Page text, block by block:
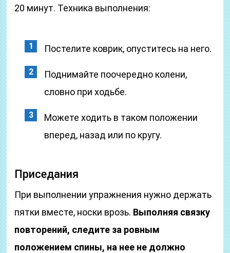
20 минут. Техника выполнения:
Постелите коврик, опуститесь на него.
Поднимайте поочередно колени,
словно при ходьбе.
Можете ходить в таком положении
вперед, назад или по кругу.
Приседания
При выполнении упражнения нужно держать
пятки вместе, носки врозь. Выполняя связку
повторений, следите за ровным
положением спины, на нее не должно